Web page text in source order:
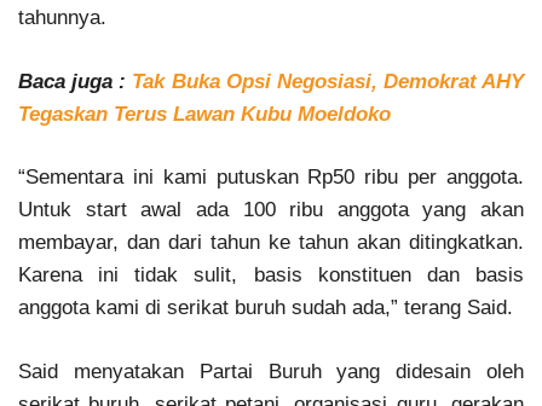
tahunnya.
Baca juga : Tak Buka Opsi Negosiasi, Demokrat AHY
Tegaskan Terus Lawan Kubu Moeldoko
“Sementara ini kami putuskan Rp50 ribu per anggota.
Untuk start awal ada 100 ribu anggota yang akan
membayar, dan dari tahun ke tahun akan ditingkatkan.
Karena ini tidak sulit, basis konstituen dan basis
anggota kami di serikat buruh sudah ada,” terang Said.
Said menyatakan Partai Buruh yang didesain oleh